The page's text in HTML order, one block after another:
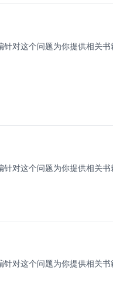
对这个问题为你提供相关
对这个问题为你提供相关
对这个问题为你提供相关